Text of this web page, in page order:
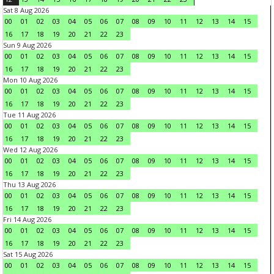
Sat 8 Aug 2026
00
01 02 03 04 05 06 07 08 09 10 11 12 13 14
15
16
17 18 19 20 21 22
23
Sun 9 Aug 2026
00
01 02 03 04 05 06 07 08 09 10 11 12 13 14
15
16
17 18 19 20 21 22
23
Mon 10 Aug 2026
00
01 02 03 04 05 06 07 08 09 10 11 12 13 14
15
16
17 18 19 20 21 22
23
Tue 11 Aug 2026
00
01 02 03 04 05 06 07 08 09 10 11 12 13 14
15
16
17 18 19 20 21 22
23
Wed 12 Aug 2026
00
01 02 03 04 05 06 07 08 09 10 11 12 13 14
15
16
17 18 19 20 21 22
23
Thu 13 Aug 2026
00
01 02 03 04 05 06 07 08 09 10 11 12 13 14
15
16
17 18 19 20 21 22
23
Fri 14 Aug 2026
00
01 02 03 04 05 06 07 08 09 10 11 12 13 14
15
16
17 18 19 20 21 22
23
Sat 15 Aug 2026
00
01 02 03 04 05 06 07 08 09 10 11 12 13 14
15